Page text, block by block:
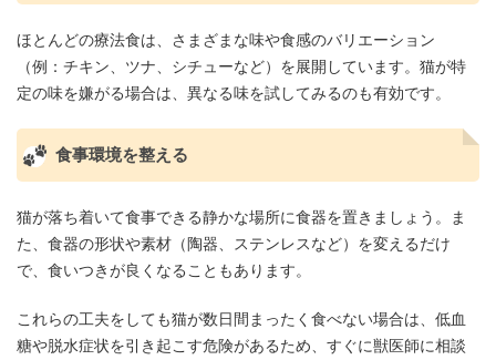
ほとんどの療法食は、さまざまな味や食感のバリエーション
（例：チキン、ツナ、シチューなど）を展開しています。猫が特
定の味を嫌がる場合は、異なる味を試してみるのも有効です。
食事環境を整える
猫が落ち着いて食事できる静かな場所に食器を置きましょう。ま
た、食器の形状や素材（陶器、ステンレスなど）を変えるだけ
で、食いつきが良くなることもあります。
これらの工夫をしても猫が数日間まったく食べない場合は、低血
糖や脱水症状を引き起こす危険があるため、すぐに獣医師に相談